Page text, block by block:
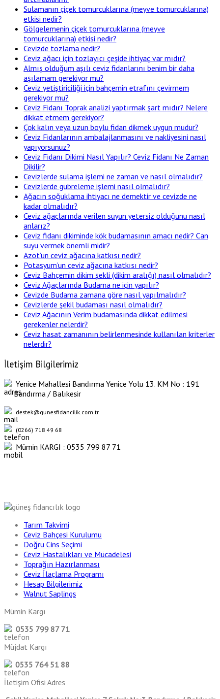
Sulamanın çiçek tomurcuklarına (meyve tomurcuklarına)
etkisi nedir?
Gölgelemenin çiçek tomurcuklarına (meyve
tomurcuklarına) etkisi nedir?
Cevizde tozlama nedir?
Ceviz ağacı için tozlayıcı çeşide ihtiyaç var mıdır?
Almış olduğum aşılı ceviz fidanlarını benim bir daha
aşılamam gerekiyor mu?
Ceviz yetiştiriciliği için bahçemin etrafını çevirmem
gerekiyor mu?
Ceviz Fidanı Toprak analizi yaptırmak şart mıdır? Nelere
dikkat etmem gerekiyor?
Çok kalın veya uzun boylu fidan dikmek uygun mudur?
Ceviz Fidanlarının ambalajlanmasını ve nakliyesini nasıl
yapıyorsunuz?
Ceviz Fidanı Dikimi Nasıl Yapılır? Ceviz Fidanı Ne Zaman
Dikilir?
Cevizlerde sulama işlemi ne zaman ve nasıl olmalıdır?
Cevizlerde gübreleme işlemi nasıl olmalıdır?
Ağacın soğuklama ihtiyacı ne demektir ve cevizde ne
kadar olmalıdır?
Ceviz ağaçlarında verilen suyun yetersiz olduğunu nasıl
anlarız?
Ceviz fidanı dikiminde kök budamasının amacı nedir? Can
suyu vermek önemli midir?
Azot’un ceviz ağacına katkısı nedir?
Potasyum’un ceviz ağacına katkısı nedir?
Ceviz Bahçemin dikim şekli (dikim aralığı) nasıl olmalıdır?
Ceviz Ağaçlarında Budama ne için yapılır?
Cevizde Budama zamana göre nasıl yapılmalıdır?
Cevizlerde şekil budaması nasıl olmalıdır?
Ceviz Ağacının Verim budamasında dikkat edilmesi
gerekenler nelerdir?
Ceviz hasat zamanının belirlenmesinde kullanılan kriterler
nelerdir?
İletişim Bilgilerimiz
Yenice Mahallesi Bandırma Yenice Yolu 13. KM No : 191
Bandırma / Balıkesir
destek@gunesfidancilik.com.tr
(0266) 718 49 68
Mümin KARGI : 0535 799 87 71
Tarım Takvimi
Ceviz Bahçesi Kurulumu
Doğru Cins Seçimi
Ceviz Hastalıkları ve Mücadelesi
Toprağın Hazırlanması
Ceviz İlaçlama Programı
Hesap Bilgilerimiz
Walnut Saplings
Mümin Kargı
0535 799 87 71
Müjdat Kargı
0535 764 51 88
İletişim Ofisi Adres